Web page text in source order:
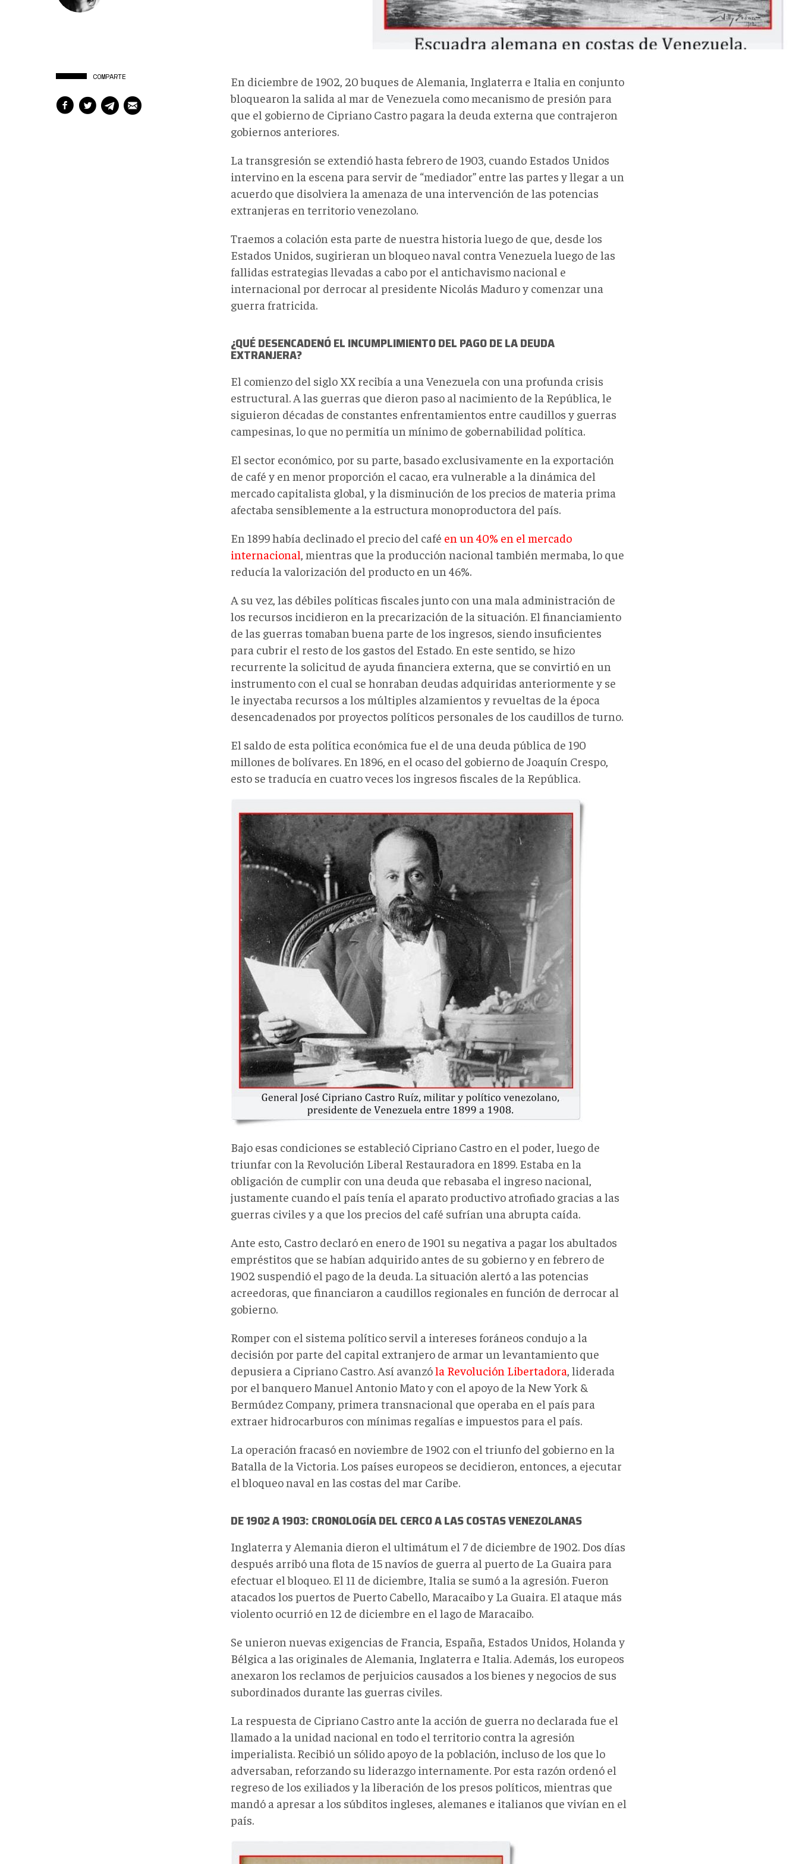
COMPARTE
En diciembre de 1902, 20 buques de Alemania, Inglaterra e Italia en conjunto
bloquearon la salida al mar de Venezuela como mecanismo de presión para
que el gobierno de Cipriano Castro pagara la deuda externa que contrajeron
gobiernos anteriores.
La transgresión se extendió hasta febrero de 1903, cuando Estados Unidos
intervino en la escena para servir de “mediador” entre las partes y llegar a un
acuerdo que disolviera la amenaza de una intervención de las potencias
extranjeras en territorio venezolano.
Traemos a colación esta parte de nuestra historia luego de que, desde los
Estados Unidos, sugirieran un bloqueo naval contra Venezuela luego de las
fallidas estrategias llevadas a cabo por el antichavismo nacional e
internacional por derrocar al presidente Nicolás Maduro y comenzar una
guerra fratricida.
¿QUÉ DESENCADENÓ EL INCUMPLIMIENTO DEL PAGO DE LA DEUDA
EXTRANJERA?
El comienzo del siglo XX recibía a una Venezuela con una profunda crisis
estructural. A las guerras que dieron paso al nacimiento de la República, le
siguieron décadas de constantes enfrentamientos entre caudillos y guerras
campesinas, lo que no permitía un mínimo de gobernabilidad política.
El sector económico, por su parte, basado exclusivamente en la exportación
de café y en menor proporción el cacao, era vulnerable a la dinámica del
mercado capitalista global, y la disminución de los precios de materia prima
afectaba sensiblemente a la estructura monoproductora del país.
En 1899 había declinado el precio del café en un 40% en el mercado
internacional, mientras que la producción nacional también mermaba, lo que
reducía la valorización del producto en un 46%.
A su vez, las débiles políticas fiscales junto con una mala administración de
los recursos incidieron en la precarización de la situación. El financiamiento
de las guerras tomaban buena parte de los ingresos, siendo insuficientes
para cubrir el resto de los gastos del Estado. En este sentido, se hizo
recurrente la solicitud de ayuda financiera externa, que se convirtió en un
instrumento con el cual se honraban deudas adquiridas anteriormente y se
le inyectaba recursos a los múltiples alzamientos y revueltas de la época
desencadenados por proyectos políticos personales de los caudillos de turno.
El saldo de esta política económica fue el de una deuda pública de 190
millones de bolívares. En 1896, en el ocaso del gobierno de Joaquín Crespo,
esto se traducía en cuatro veces los ingresos fiscales de la República.
Bajo esas condiciones se estableció Cipriano Castro en el poder, luego de
triunfar con la Revolución Liberal Restauradora en 1899. Estaba en la
obligación de cumplir con una deuda que rebasaba el ingreso nacional,
justamente cuando el país tenía el aparato productivo atrofiado gracias a las
guerras civiles y a que los precios del café sufrían una abrupta caída.
Ante esto, Castro declaró en enero de 1901 su negativa a pagar los abultados
empréstitos que se habían adquirido antes de su gobierno y en febrero de
1902 suspendió el pago de la deuda. La situación alertó a las potencias
acreedoras, que financiaron a caudillos regionales en función de derrocar al
gobierno.
Romper con el sistema político servil a intereses foráneos condujo a la
decisión por parte del capital extranjero de armar un levantamiento que
depusiera a Cipriano Castro. Así avanzóla Revolución Libertadora, liderada
por el banquero Manuel Antonio Mato y con el apoyo de la New York &
Bermúdez Company, primera transnacional que operaba en el país para
extraer hidrocarburos con mínimas regalías e impuestos para el país.
La operación fracasó en noviembre de 1902 con el triunfo del gobierno en la
Batalla de la Victoria. Los países europeos se decidieron, entonces, a ejecutar
el bloqueo naval en las costas del mar Caribe.
DE 1902 A 1903: CRONOLOGÍA DEL CERCO A LAS COSTAS VENEZOLANAS
Inglaterra y Alemania dieron el ultimátum el 7 de diciembre de 1902. Dos días
después arribó una flota de 15 navíos de guerra al puerto de La Guaira para
efectuar el bloqueo. El 11 de diciembre, Italia se sumó a la agresión. Fueron
atacados los puertos de Puerto Cabello, Maracaibo y La Guaira. El ataque más
violento ocurrió en 12 de diciembre en el lago de Maracaibo.
Se unieron nuevas exigencias de Francia, España, Estados Unidos, Holanda y
Bélgica a las originales de Alemania, Inglaterra e Italia. Además, los europeos
anexaron los reclamos de perjuicios causados a los bienes y negocios de sus
subordinados durante las guerras civiles.
La respuesta de Cipriano Castro ante la acción de guerra no declarada fue el
llamado a la unidad nacional en todo el territorio contra la agresión
imperialista. Recibió un sólido apoyo de la población, incluso de los que lo
adversaban, reforzando su liderazgo internamente. Por esta razón ordenó el
regreso de los exiliados y la liberación de los presos políticos, mientras que
mandó a apresar a los súbditos ingleses, alemanes e italianos que vivían en el
país.